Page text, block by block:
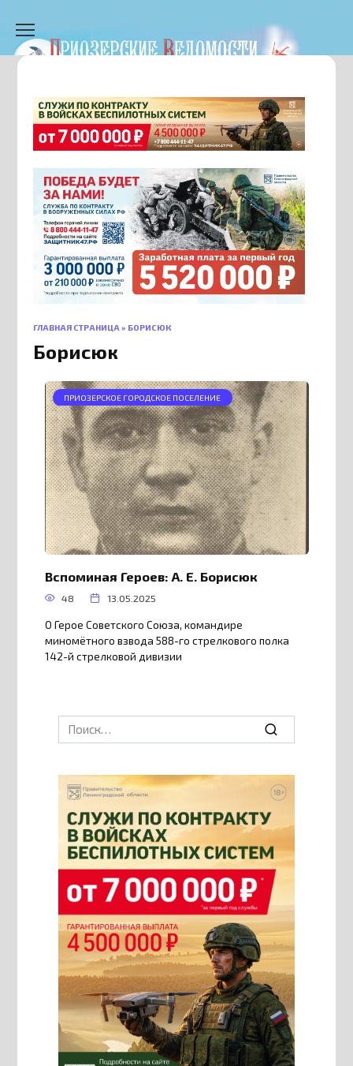
содержанию
ГЛАВНАЯ СТРАНИЦА » БОРИСЮК
Борисюк
ПРИОЗЕРСКОЕ ГОРОДСКОЕ ПОСЕЛЕНИЕ
Вспоминая Героев: А. Е. Борисюк
48 13.05.2025
О Герое Советского Союза, командире
миномётного взвода 588-го стрелкового полка
142-й стрелковой дивизии
Search
for: